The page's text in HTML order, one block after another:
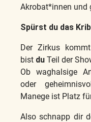
Akrobat*innen und
Spürst du das
Der Zirkus
bist du Teil der
Ob waghalsige
oder
Manege ist Platz
Also schnapp dir